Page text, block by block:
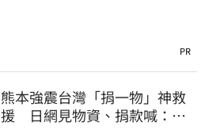
PR
熊本強震台灣「捐一物」神救
援 日網見物資、捐款喊：比